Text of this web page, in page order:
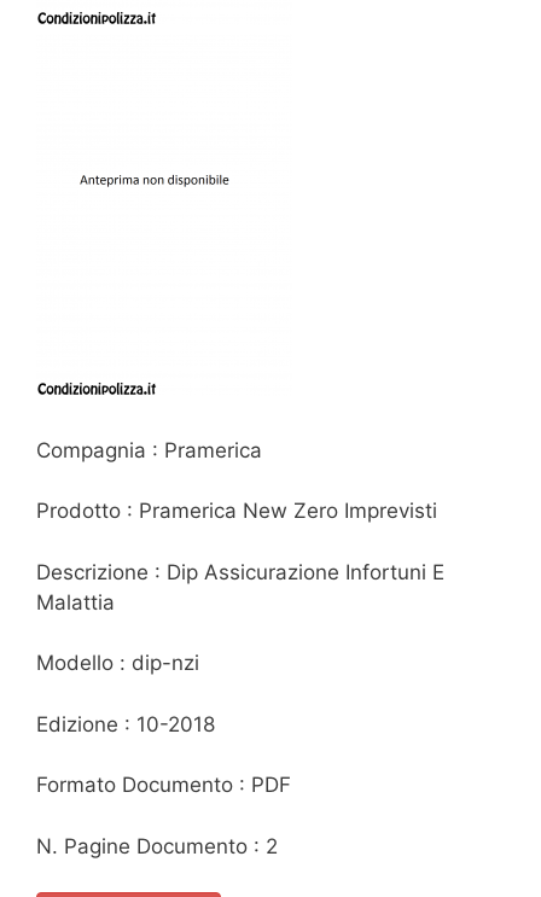
Compagnia : Pramerica
Prodotto : Pramerica New Zero Imprevisti
Descrizione : Dip Assicurazione Infortuni E
Malattia
Modello : dip-nzi
Edizione : 10-2018
Formato Documento : PDF
N. Pagine Documento : 2